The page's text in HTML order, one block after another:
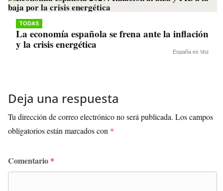
TODAS
La economía española se frena ante la inflación
y la crisis energética
España es Voz
Deja una respuesta
Tu dirección de correo electrónico no será publicada. Los campos
obligatorios están marcados con *
Comentario *